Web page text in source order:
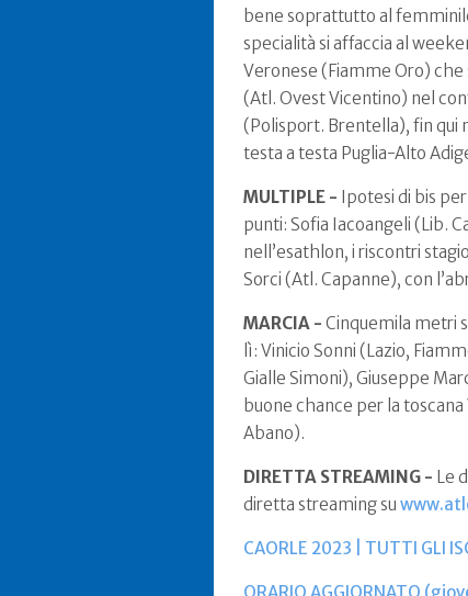
bene soprattutto al
specialità si affaccia al
Veronese (Fiamme Oro) che
(Atl. Ovest Vicentino) nel
(Polisport. Brentella), fin qui
testa a testa Puglia-Alto
MULTIPLE - Ipotesi di bis
punti: Sofia Iacoangeli (Lib.
nell’esathlon, i riscontri
Sorci (Atl. Capanne), con
MARCIA - Cinquemila metri
lì: Vinicio Sonni (Lazio,
Gialle Simoni), Giuseppe
buone chance per la
Abano).
DIRETTA STREAMING - Le
diretta streaming su
CAORLE 2023 | TUTTI GLI